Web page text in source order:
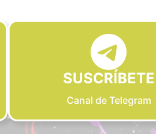
SUSCRÍBETE
Canal de Telegram